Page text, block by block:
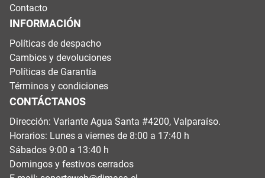
Contacto
INFORMACIÓN
Políticas de despacho
Cambios y devoluciones
Políticas de Garantía
Términos y condiciones
CONTÁCTANOS
Dirección: Variante Agua Santa #4200, Valparaíso.
Horarios: Lunes a viernes de 8:00 a 17:40 h
Sábados 9:00 a 13:40 h
Domingos y festivos cerrados